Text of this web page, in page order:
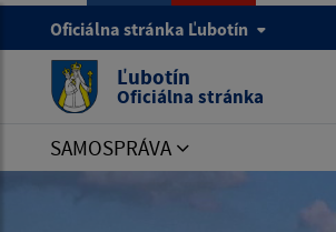
Oficiálna stránka Ľubotín
Ľubotín
Oficiálna stránka
SAMOSPRÁVA